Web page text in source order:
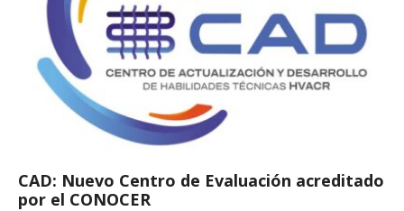
CAD: Nuevo Centro de Evaluación acreditado
por el CONOCER